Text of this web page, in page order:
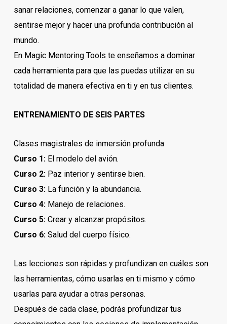
sanar relaciones, comenzar a ganar lo que valen,
sentirse mejor y hacer una profunda contribución al
mundo.
En Magic Mentoring Tools te enseñamos a dominar
cada herramienta para que las puedas utilizar en su
totalidad de manera efectiva en ti y en tus clientes.
ENTRENAMIENTO DE SEIS PARTES
Clases magistrales de inmersión profunda
Curso 1:El modelo del avión.
Curso 2:Paz interior y sentirse bien.
Curso 3:La función y la abundancia.
Curso 4:Manejo de relaciones.
Curso 5:Crear y alcanzar propósitos.
Curso 6:Salud del cuerpo físico.
Las lecciones son rápidas y profundizan en cuáles son
las herramientas, cómo usarlas en ti mismo y cómo
usarlas para ayudar a otras personas.
Después de cada clase, podrás profundizar tus